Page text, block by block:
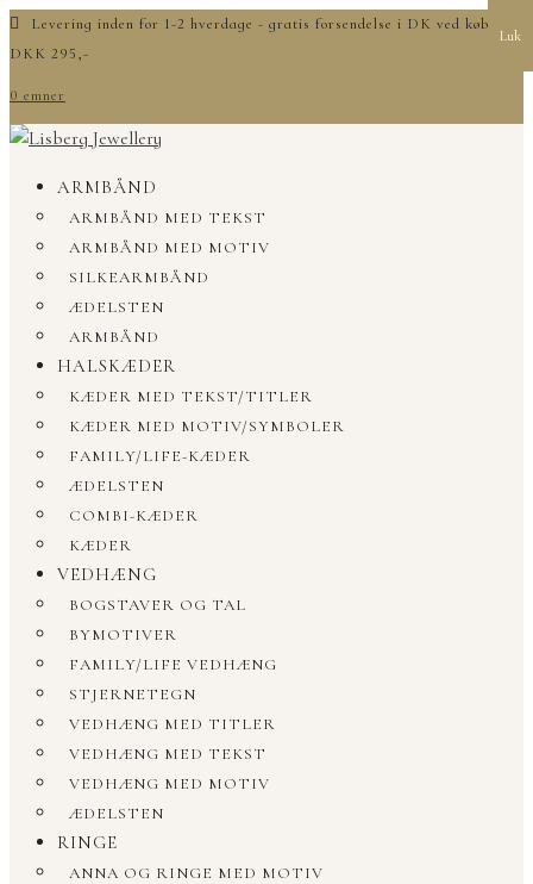
Levering inden for 1-2 hverdage - gratis forsendelse i DK ved køb over
DKK 295,-
0 emner
ARMBÅND
ARMBÅND MED TEKST
ARMBÅND MED MOTIV
SILKEARMBÅND
ÆDELSTEN
ARMBÅND
HALSKÆDER
KÆDER MED TEKST/TITLER
KÆDER MED MOTIV/SYMBOLER
FAMILY/LIFE-KÆDER
ÆDELSTEN
COMBI-KÆDER
KÆDER
VEDHÆNG
BOGSTAVER OG TAL
BYMOTIVER
FAMILY/LIFE VEDHÆNG
STJERNETEGN
VEDHÆNG MED TITLER
VEDHÆNG MED TEKST
VEDHÆNG MED MOTIV
ÆDELSTEN
RINGE
ANNA OG RINGE MED MOTIV
Luk